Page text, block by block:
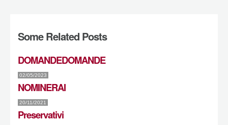
Some Related Posts
DOMANDEDOMANDE
02/05/2023
NOMINERAI
20/11/2021
Preservativi